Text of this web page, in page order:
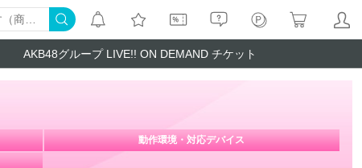
AKB48グループ LIVE!! ON DEMAND チケット
動作環境・対応デバイス